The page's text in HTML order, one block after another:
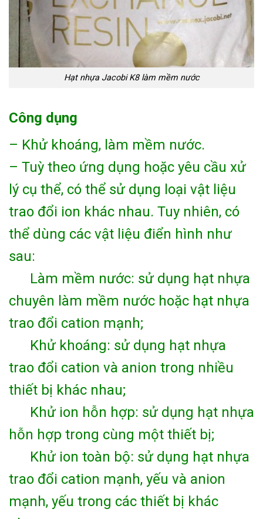
Hạt nhựa Jacobi K8 làm mềm nước
Công dụng
– Khử khoáng, làm mềm nước.
– Tuỳ theo ứng dụng hoặc yêu cầu xử
lý cụ thể, có thể sử dụng loại vật liệu
trao đổi ion khác nhau. Tuy nhiên, có
thể dùng các vật liệu điển hình như
sau:
Làm mềm nước: sử dụng hạt nhựa
chuyên làm mềm nước hoặc hạt nhựa
trao đổi cation mạnh;
Khử khoáng: sử dụng hạt nhựa
trao đổi cation và anion trong nhiều
thiết bị khác nhau;
Khử ion hỗn hợp: sử dụng hạt nhựa
hỗn hợp trong cùng một thiết bị;
Khử ion toàn bộ: sử dụng hạt nhựa
trao đổi cation mạnh, yếu và anion
mạnh, yếu trong các thiết bị khác